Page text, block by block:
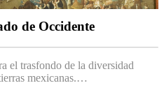
de Occidente
el trasfondo de la diversidad
mexicanas.…